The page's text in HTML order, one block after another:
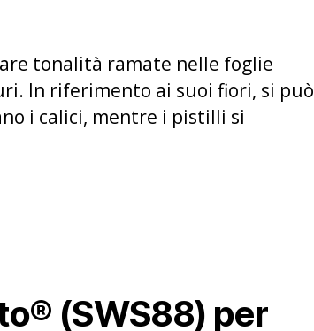
tonalità ramate nelle foglie
In riferimento ai suoi fiori, si può
i calici, mentre i pistilli si
(SWS88) per